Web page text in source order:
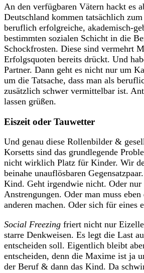
An den verfügbaren Vätern hackt es
Deutschland kommen tatsächlich
beruflich erfolgreiche, akademisch-
bestimmten sozialen Schicht in die
Schockfrosten. Diese sind vermehrt
Erfolgsquoten bereits drückt. Und
Partner. Dann geht es nicht nur um
um die Tatsache, dass man als
zusätzlich schwer vermittelbar ist.
lassen grüßen.
Eiszeit oder Tauwetter
Und genau diese Rollenbilder &
Korsetts sind das grundlegende
nicht wirklich Platz für Kinder. Wir
beinahe unauflösbaren
Kind. Geht irgendwie nicht. Oder nur
Anstrengungen. Oder man muss eben
anderen machen. Oder sich für eines
Social Freezing friert nicht nur
starre Denkweisen. Es legt die Last
entscheiden soll. Eigentlich bleibt
entscheiden, denn die Maxime ist ja
der Beruf & dann das Kind. Da